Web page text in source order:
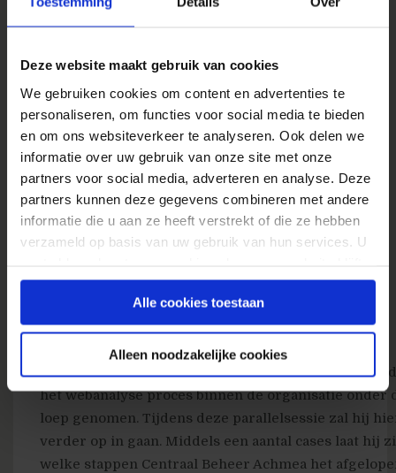
Deze website maakt gebruik van cookies
We gebruiken cookies om content en advertenties te
personaliseren, om functies voor social media te bieden
en om ons websiteverkeer te analyseren. Ook delen we
informatie over uw gebruik van onze site met onze
partners voor social media, adverteren en analyse. Deze
partners kunnen deze gegevens combineren met andere
informatie die u aan ze heeft verstrekt of die ze hebben
verzameld op basis van uw gebruik van hun services. U
gebruiken.
Alle cookies toestaan
Alleen noodzakelijke cookies
5. Even Apeldoorn Checken – Tjaard Prins
Tijdens het vorige webanalytics congres was Tjaard
copresentator bij één van de workshops, hierin werd
het webanalyse proces binnen de organisatie onder
loep genomen. Tijdens deze parallelsessie zal hij
verder op in gaan. Middels een aantal cases laat hij
welke stappen Centraal Beheer Achmea het